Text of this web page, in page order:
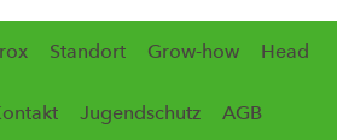
Standort Grow-how Head
Jugendschutz AGB